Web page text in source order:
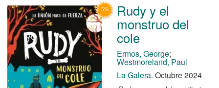
Rudy y el
monstruo del
cole
Ermos, George;
Westmoreland, Paul
La Galera. Octubre 2024